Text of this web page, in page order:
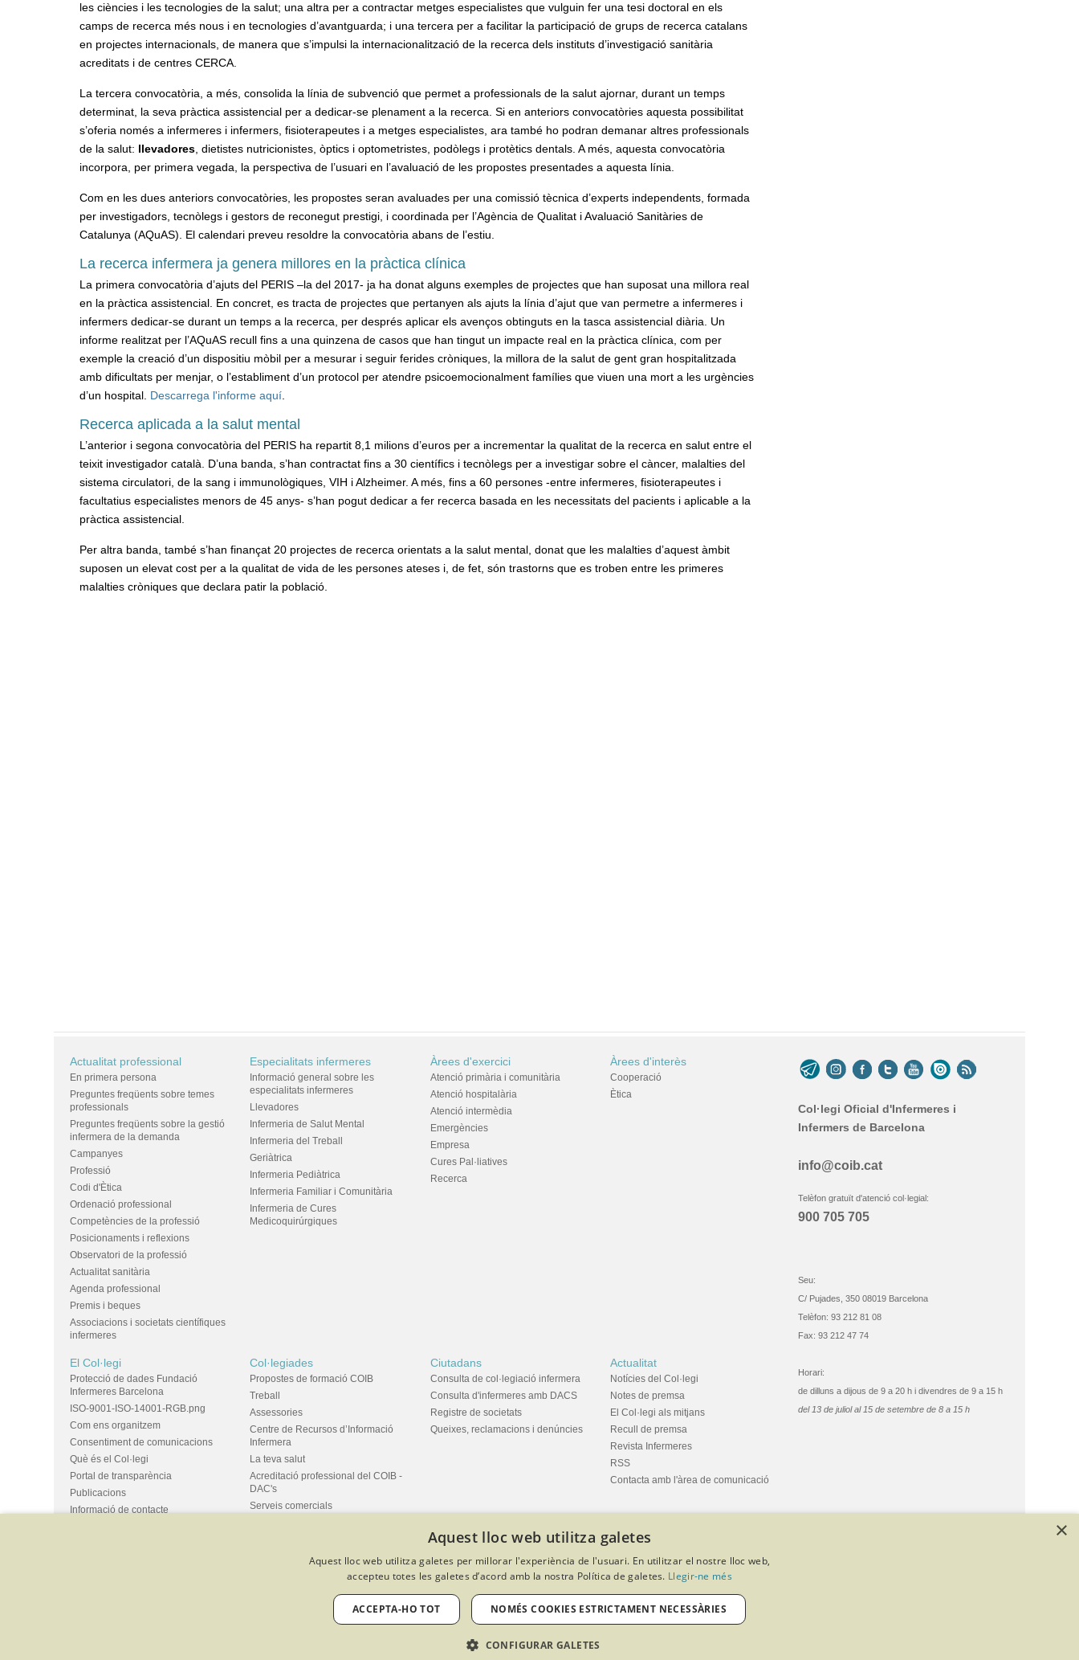
les ciències i les tecnologies de la salut; una altra per a contractar metges especialistes que vulguin fer una tesi doctoral en els
camps de recerca més nous i en tecnologies d’avantguarda; i una tercera per a facilitar la participació de grups de recerca catalans
en projectes internacionals, de manera que s’impulsi la internacionalització de la recerca dels instituts d’investigació sanitària
acreditats i de centres CERCA.
La tercera convocatòria, a més, consolida la línia de subvenció que permet a professionals de la salut ajornar, durant un temps
determinat, la seva pràctica assistencial per a dedicar-se plenament a la recerca. Si en anteriors convocatòries aquesta possibilitat
s’oferia només a infermeres i infermers, fisioterapeutes i a metges especialistes, ara també ho podran demanar altres professionals
de la salut: llevadores , dietistes nutricionistes, òptics i optometristes, podòlegs i protètics dentals. A més, aquesta convocatòria
incorpora, per primera vegada, la perspectiva de l’usuari en l’avaluació de les propostes presentades a aquesta línia.
Com en les dues anteriors convocatòries, les propostes seran avaluades per una comissió tècnica d’experts independents, formada
per investigadors, tecnòlegs i gestors de reconegut prestigi, i coordinada per l’Agència de Qualitat i Avaluació Sanitàries de
Catalunya (AQuAS). El calendari preveu resoldre la convocatòria abans de l’estiu.
La recerca infermera ja genera millores en la pràctica clínica
La primera convocatòria d’ajuts del PERIS –la del 2017- ja ha donat alguns exemples de projectes que han suposat una millora real
en la pràctica assistencial. En concret, es tracta de projectes que pertanyen als ajuts la línia d’ajut que van permetre a infermeres i
infermers dedicar-se durant un temps a la recerca, per després aplicar els avenços obtinguts en la tasca assistencial diària. Un
informe realitzat per l’AQuAS recull fins a una quinzena de casos que han tingut un impacte real en la pràctica clínica, com per
exemple la creació d’un dispositiu mòbil per a mesurar i seguir ferides cròniques, la millora de la salut de gent gran hospitalitzada
amb dificultats per menjar, o l’establiment d’un protocol per atendre psicoemocionalment famílies que viuen una mort a les urgències
d’un hospital. Descarrega l'informe aquí
Recerca aplicada a la salut mental
L’anterior i segona convocatòria del PERIS ha repartit 8,1 milions d’euros per a incrementar la qualitat de la recerca en salut entre el
teixit investigador català. D’una banda, s’han contractat fins a 30 científics i tecnòlegs per a investigar sobre el càncer, malalties del
sistema circulatori, de la sang i immunològiques, VIH i Alzheimer. A més, fins a 60 persones -entre infermeres, fisioterapeutes i
facultatius especialistes menors de 45 anys- s’han pogut dedicar a fer recerca basada en les necessitats del pacients i aplicable a la
pràctica assistencial.
Per altra banda, també s’han finançat 20 projectes de recerca orientats a la salut mental, donat que les malalties d’aquest àmbit
suposen un elevat cost per a la qualitat de vida de les persones ateses i, de fet, són trastorns que es troben entre les primeres
malalties cròniques que declara patir la població.
Actualitat professional
En primera persona
Preguntes freqüents sobre temes
professionals
Preguntes freqüents sobre la gestió
infermera de la demanda
Campanyes
Professió
Codi d'Ètica
Ordenació professional
Competències de la professió
Posicionaments i reflexions
Observatori de la professió
Actualitat sanitària
Agenda professional
Premis i beques
Associacions i societats científiques
infermeres
Especialitats infermeres
Informació general sobre les
especialitats infermeres
Llevadores
Infermeria de Salut Mental
Infermeria del Treball
Geriàtrica
Infermeria Pediàtrica
Infermeria Familiar i Comunitària
Infermeria de Cures
Medicoquirúrgiques
Àrees d'exercici
Atenció primària i comunitària
Atenció hospitalària
Atenció intermèdia
Emergències
Empresa
Cures Pal·liatives
Recerca
Àrees d'interès
Cooperació
Ètica
El Col·legi
Protecció de dades Fundació
Infermeres Barcelona
ISO-9001-ISO-14001-RGB.png
Com ens organitzem
Consentiment de comunicacions
Què és el Col·legi
Portal de transparència
Publicacions
Informació de contacte
Col·legiades
Propostes de formació COIB
Treball
Assessories
Centre de Recursos d’Informació
Infermera
La teva salut
Acreditació professional del COIB -
DAC's
Serveis comercials
Ciutadans
Consulta de col·legiació infermera
Consulta d'infermeres amb DACS
Registre de societats
Queixes, reclamacions i denúncies
Actualitat
Notícies del Col·legi
Notes de premsa
El Col·legi als mitjans
Recull de premsa
Revista Infermeres
RSS
Contacta amb l'àrea de comunicació
Col·legi Oficial d'Infermeres i
Infermers de Barcelona
info@coib.cat
Telèfon gratuït d'atenció col·legial:
900 705 705
Seu:
C/ Pujades, 350 08019 Barcelona
Telèfon: 93 212 81 08
Fax: 93 212 47 74
Horari:
de dilluns a dijous de 9 a 20 h i divendres de 9 a 15 h
del 13 de juliol al 15 de setembre de 8 a 15 h
Criteris de privacitat Política de cookies Avís legal Política de protecció de dades
Desenvolupat amb Softeng Portal Builder
×
Aquest lloc web utilitza galetes
Aquest lloc web utilitza galetes per millorar l'experiència de l'usuari. En utilitzar el nostre lloc web,
accepteu totes les galetes d’acord amb la nostra Política de galetes. Llegir-ne més
ACCEPTA-HO TOT NOMÉS COOKIES ESTRICTAMENT NECESSÀRIES
CONFIGURAR GALETES